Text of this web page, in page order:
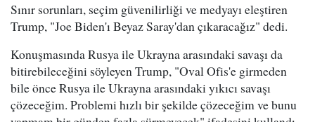
Sınır sorunları, seçim güvenilirliği ve medyayı eleştiren
Trump, "Joe Biden'ı Beyaz Saray'dan çıkaracağız" dedi.
Konuşmasında Rusya ile Ukrayna arasındaki savaşı da
bitirebileceğini söyleyen Trump, "Oval Ofis'e girmeden
bile önce Rusya ile Ukrayna arasındaki yıkıcı savaşı
çözeceğim. Problemi hızlı bir şekilde çözeceğim ve bunu